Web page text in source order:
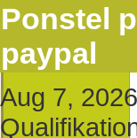
Ponstel
paypal
Aug 7, 2026